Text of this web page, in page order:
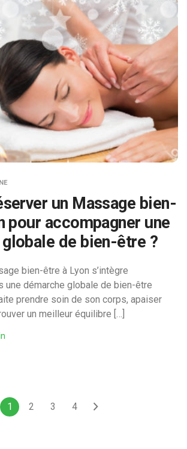
un Massage bien-
pour accompagner une
de bien-être ?
bien-être à Lyon s’intègre
une démarche globale de bien-être
prendre soin de son corps, apaiser
un meilleur équilibre […]
1 2 3 4